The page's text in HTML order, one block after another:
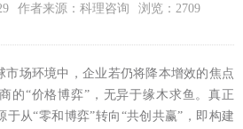
作者来源：科理咨询 浏览：2709
市场环境中，企业若仍将降本增效的焦点
的“价格博弈”，无异于缘木求鱼。真正
从“零和博弈”转向“共创共赢”，即构建